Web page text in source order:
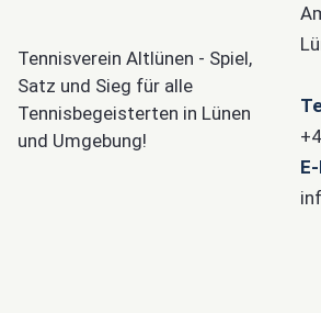
Tennisverein Altlünen - Spiel,
Satz und Sieg für alle
Tennisbegeisterten in Lünen
und Umgebung!